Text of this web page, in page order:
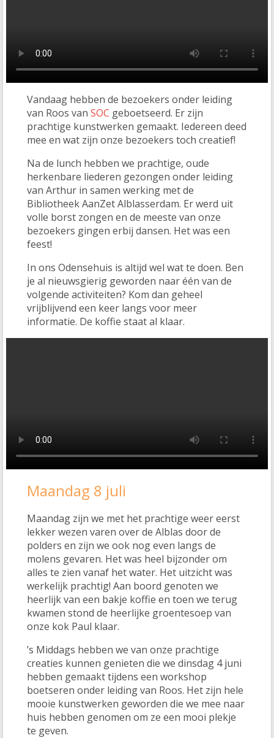
Vandaag hebben de bezoekers onder leiding
van Roos vanSOC geboetseerd. Er zijn
prachtige kunstwerken gemaakt. Iedereen deed
mee en wat zijn onze bezoekers toch creatief!
Na de lunch hebben we prachtige, oude
herkenbare liederen gezongen onder leiding
van Arthur in samen werking met de
Bibliotheek AanZet Alblasserdam. Er werd uit
volle borst zongen en de meeste van onze
bezoekers gingen erbij dansen. Het was een
feest!
In ons Odensehuis is altijd wel wat te doen. Ben
je al nieuwsgierig geworden naar één van de
volgende activiteiten? Kom dan geheel
vrijblijvend een keer langs voor meer
informatie. De koffie staat al klaar.
Maandag 8 juli
Maandag zijn we met het prachtige weer eerst
lekker wezen varen over de Alblas door de
polders en zijn we ook nog even langs de
molens gevaren. Het was heel bijzonder om
alles te zien vanaf het water. Het uitzicht was
werkelijk prachtig! Aan boord genoten we
heerlijk van een bakje koffie en toen we terug
kwamen stond de heerlijke groentesoep van
onze kok Paul klaar.
’s Middags hebben we van onze prachtige
creaties kunnen genieten die we dinsdag 4 juni
hebben gemaakt tijdens een workshop
boetseren onder leiding van Roos. Het zijn hele
mooie kunstwerken geworden die we mee naar
huis hebben genomen om ze een mooi plekje
te geven.